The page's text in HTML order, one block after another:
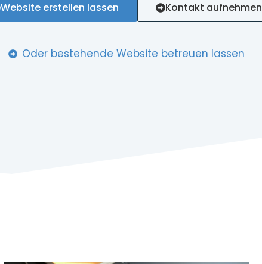
Website erstellen lassen Kontakt aufnehmen
Oder bestehende Website betreuen lassen